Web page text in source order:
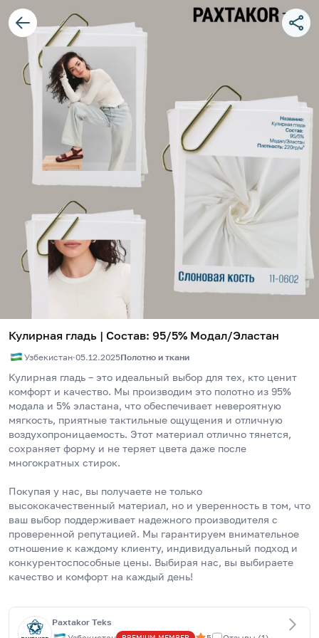
Кулирная гладь | Состав: 95/5% Модал/Эластан
Узбекистан·05.12.2025Полотно и ткани
Кулирная гладь – это идеальный выбор для тех, кто ценит
комфорт и качество. Мы производим это полотно из 95%
модала и 5% эластана, что обеспечивает невероятную
мягкость, приятные тактильные ощущения и отличную
воздухопроницаемость. Этот материал отлично тянется,
сохраняет форму и не теряет цвета даже после
многократных стирок.
Покупая у нас, вы получаете не только
высококачественный материал, но и уверенность в том, что
ваш выбор поддерживает надежного производителя с
проверенной репутацией. Мы гарантируем внимательное
отношение к каждому клиенту, индивидуальный подход и
конкурентоспособные цены. Выбирая нас, вы выбираете
качество и комфорт на каждый день!
Paxtakor Teks